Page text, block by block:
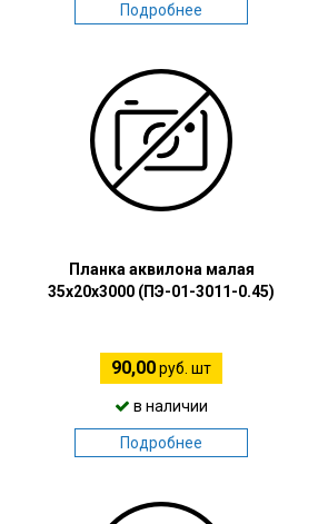
Подробнее
Планка аквилона малая
35х20х3000 (ПЭ-01-3011-0.45)
90,00руб. шт
в наличии
Подробнее